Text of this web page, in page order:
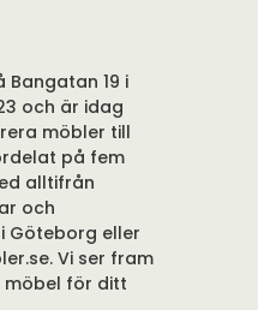
Bangatan 19 i
och är idag
möbler till
på fem
alltifrån
och
Göteborg eller
Vi ser fram
för ditt